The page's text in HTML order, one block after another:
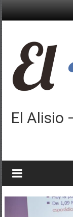
El Alisio